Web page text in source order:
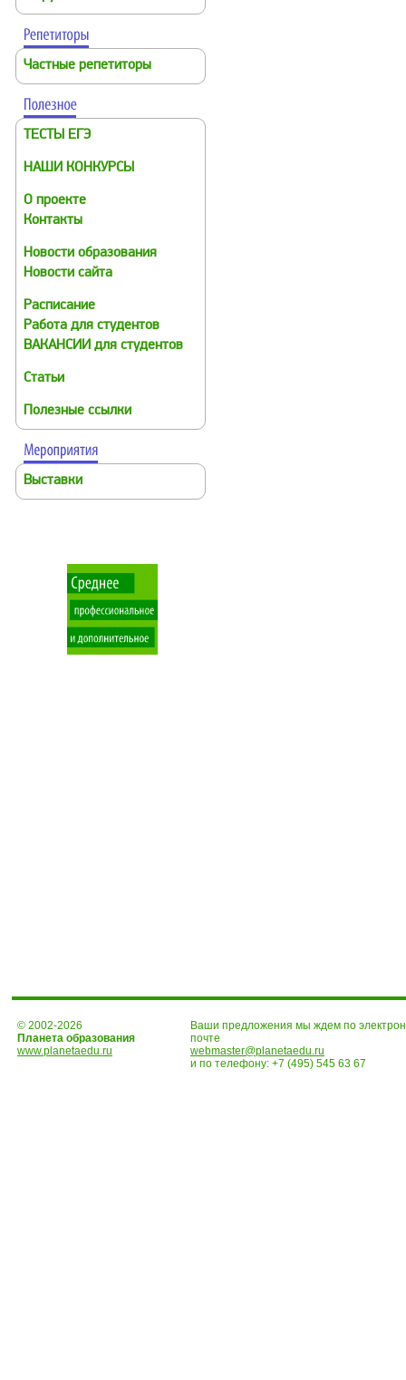
Частные репетиторы
ТЕСТЫ ЕГЭ
НАШИ КОНКУРСЫ
О проекте
Контакты
Новости образования
Новости сайта
Расписание
Работа для студентов
ВАКАНСИИ для студентов
Статьи
Полезные ссылки
Выставки
© 2002-2026
Планета образования
www.planetaedu.ru
Ваши предложения мы ждем по
почте
webmaster@planetaedu.ru
и по телефону: +7 (495) 545 63 67